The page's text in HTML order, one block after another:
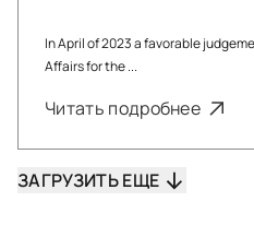
In April of 2023 a favorable
Affairs for the ...
Читать подробнее
ЗАГРУЗИТЬ ЕЩЕ